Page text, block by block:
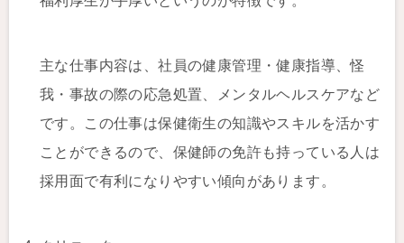
主な仕事内容は、社員の健康管理・健康指導、怪
我・事故の際の応急処置、メンタルヘルスケアなど
です。この仕事は保健衛生の知識やスキルを活かす
ことができるので、保健師の免許も持っている人は
採用面で有利になりやすい傾向があります。